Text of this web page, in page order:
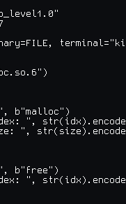
b"malloc")
",
",
b"free")
",